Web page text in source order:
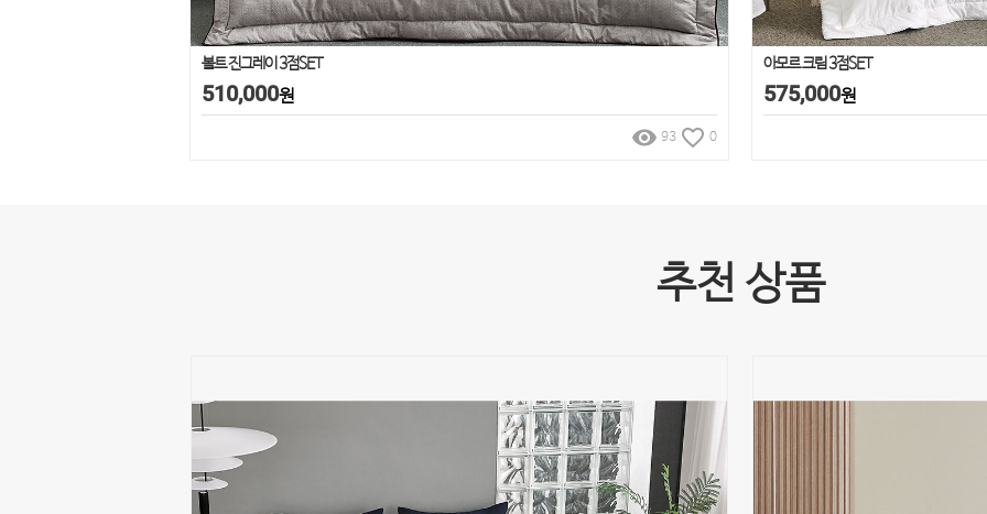
볼트 진그레이 3점SET
510,000원
remove_red_eye 93 favorite_border 0
아모르 크림 3점SET
575,000원
추천 상품